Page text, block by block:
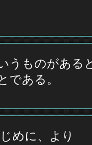
うものがあ
である。
めに、より